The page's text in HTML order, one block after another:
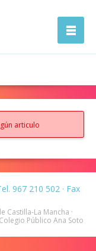
navegación
articulo
967 210 502 · Fax
Castilla-La Mancha ·
Público Ana Soto